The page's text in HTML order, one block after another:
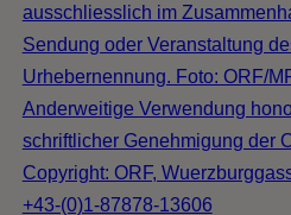
ausschliesslich im
Sendung oder Veranstaltung
Urhebernennung. Foto: ORF/
Anderweitige Verwendung
schriftlicher Genehmigung der
Copyright: ORF,
+43-(0)1-87878-13606